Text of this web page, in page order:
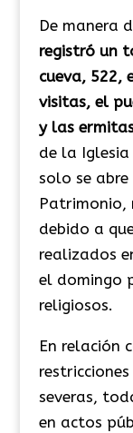
De manera
registró un
cueva, 522,
visitas, el
y las
de la
solo se
Patrimonio,
debido a
realizados
el domingo
religiosos.
En relación
severas,
en actos